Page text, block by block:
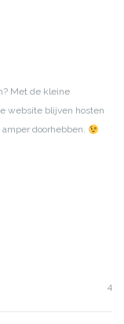
Met de kleine
website blijven hosten
doorhebben.
4